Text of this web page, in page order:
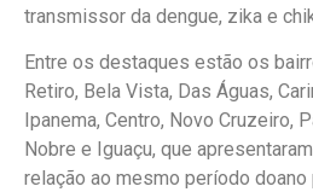
transmissor da dengue, zika e
Entre os destaques estão os
Retiro, Bela Vista, Das Águas,
Ipanema, Centro, Novo Cruzeiro,
Nobre e Iguaçu, que
relação ao mesmo período